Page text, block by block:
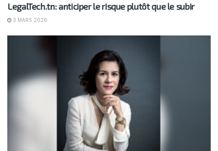
LegalTech.tn: anticiper le risque plutôt que le subir
3 MARS 2026